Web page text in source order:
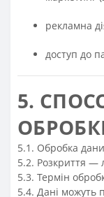
рекламна
доступ до
5.
5.1. Обробка
5.2. Розкриття —
5.3. Термін
5.4. Дані можуть